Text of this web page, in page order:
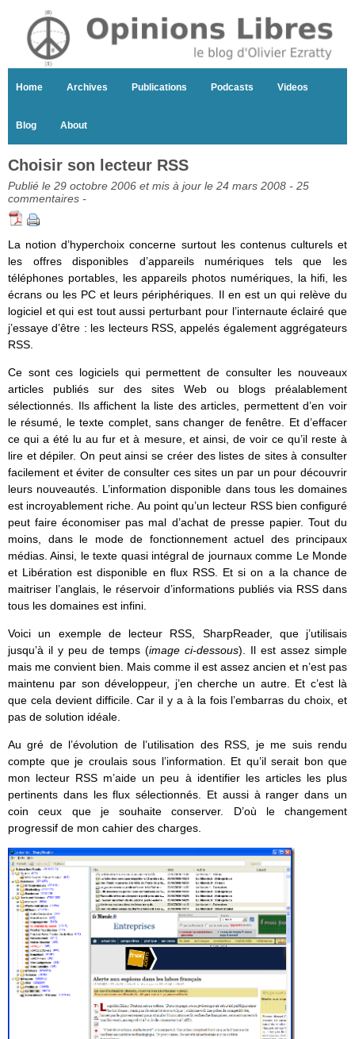
Home Archives Publications Podcasts Videos
Blog About
Choisir son lecteur RSS
Publié le 29 octobre 2006 et mis à jour le 24 mars 2008 - 25
commentaires -
La notion d’hyperchoix concerne surtout les contenus culturels et
les offres disponibles d’appareils numériques tels que les
téléphones portables, les appareils photos numériques, la hifi, les
écrans ou les PC et leurs périphériques. Il en est un qui relève du
logiciel et qui est tout aussi perturbant pour l’internaute éclairé que
j’essaye d’être : les lecteurs RSS, appelés également aggrégateurs
RSS.
Ce sont ces logiciels qui permettent de consulter les nouveaux
articles publiés sur des sites Web ou blogs préalablement
sélectionnés. Ils affichent la liste des articles, permettent d’en voir
le résumé, le texte complet, sans changer de fenêtre. Et d’effacer
ce qui a été lu au fur et à mesure, et ainsi, de voir ce qu’il reste à
lire et dépiler. On peut ainsi se créer des listes de sites à consulter
facilement et éviter de consulter ces sites un par un pour découvrir
leurs nouveautés. L’information disponible dans tous les domaines
est incroyablement riche. Au point qu’un lecteur RSS bien configuré
peut faire économiser pas mal d’achat de presse papier. Tout du
moins, dans le mode de fonctionnement actuel des principaux
médias. Ainsi, le texte quasi intégral de journaux comme Le Monde
et Libération est disponible en flux RSS. Et si on a la chance de
maitriser l’anglais, le réservoir d’informations publiés via RSS dans
tous les domaines est infini.
Voici un exemple de lecteur RSS, SharpReader, que j’utilisais
jusqu’à il y peu de temps (image ci-dessous). Il est assez simple
mais me convient bien. Mais comme il est assez ancien et n’est pas
maintenu par son développeur, j’en cherche un autre. Et c’est là
que cela devient difficile. Car il y a à la fois l’embarras du choix, et
pas de solution idéale.
Au gré de l’évolution de l’utilisation des RSS, je me suis rendu
compte que je croulais sous l’information. Et qu’il serait bon que
mon lecteur RSS m’aide un peu à identifier les articles les plus
pertinents dans les flux sélectionnés. Et aussi à ranger dans un
coin ceux que je souhaite conserver. D’où le changement
progressif de mon cahier des charges.